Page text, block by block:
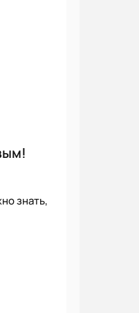
знать,